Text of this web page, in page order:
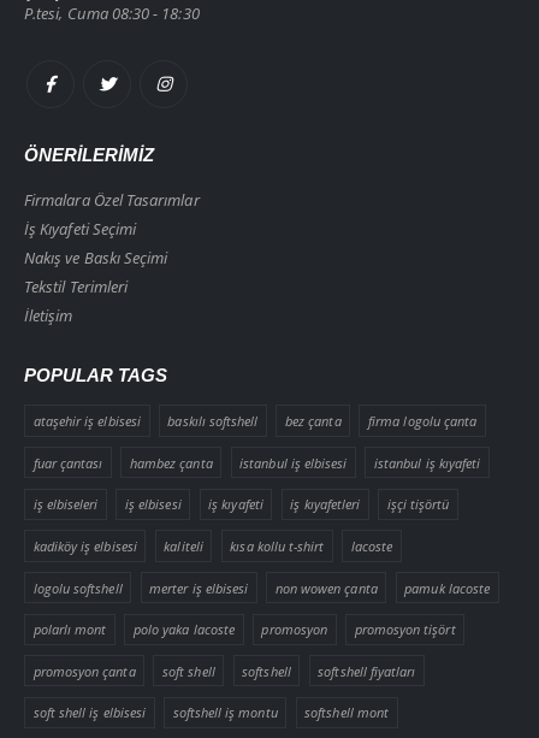
P.tesi, Cuma 08:30 - 18:30
ÖNERİLERİMİZ
Firmalara Özel Tasarımlar
İş Kıyafeti Seçimi
Nakış ve Baskı Seçimi
Tekstil Terimleri
İletişim
POPULAR TAGS
ataşehir iş elbisesi baskılı softshell bez çanta firma logolu çanta
fuar çantası hambez çanta istanbul iş elbisesi istanbul iş kıyafeti
iş elbiseleri iş elbisesi iş kıyafeti iş kıyafetleri işçi tişörtü
kadiköy iş elbisesi kaliteli kısa kollu t-shirt lacoste
logolu softshell merter iş elbisesi non wowen çanta pamuk lacoste
polarlı mont polo yaka lacoste promosyon promosyon tişört
promosyon çanta soft shell softshell softshell fiyatları
soft shell iş elbisesi softshell iş montu softshell mont